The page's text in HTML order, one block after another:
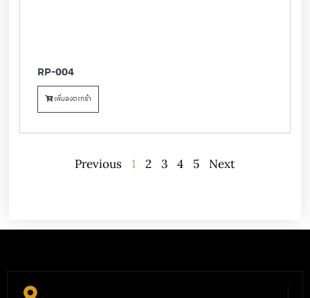
RP-004
เพิ่มลงตะกร้า
Previous 1 2 3 4 5 Next